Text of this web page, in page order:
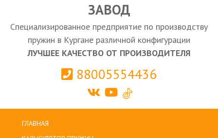
КАЛЬКУЛЯТОР ПРУЖИН
Курган
ЗАВОД
Специализированное предприятие по производству
пружин в Кургане различной конфигурации
ЛУЧШЕЕ КАЧЕСТВО ОТ ПРОИЗВОДИТЕЛЯ
88005554436
ГЛАВНАЯ